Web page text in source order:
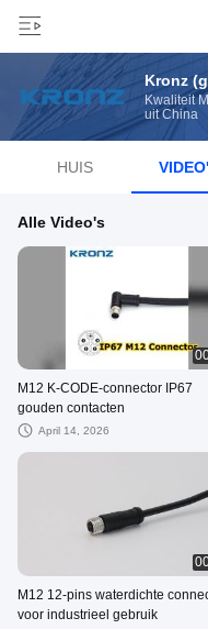
Kronz
Kwaliteit
uit China
HUIS
Alle Video's
M12 K-CODE-connector IP67
gouden contacten
April 14, 2026
M12 12-pins waterdichte
voor industrieel gebruik